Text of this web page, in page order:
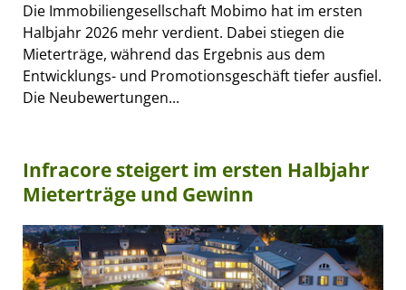
Die Immobiliengesellschaft Mobimo hat im ersten
Halbjahr 2026 mehr verdient. Dabei stiegen die
Mieterträge, während das Ergebnis aus dem
Entwicklungs- und Promotionsgeschäft tiefer ausfiel.
Die Neubewertungen...
Infracore steigert im ersten Halbjahr
Mieterträge und Gewinn